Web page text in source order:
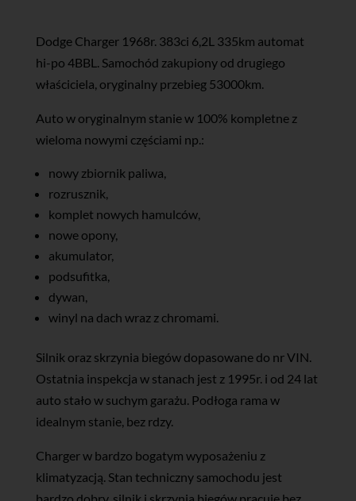
Dodge Charger 1968r. 383ci 6,2L 335km automat
hi-po 4BBL. Samochód zakupiony od drugiego
właściciela, oryginalny przebieg 53000km.
Auto w oryginalnym stanie w 100% kompletne z
wieloma nowymi częściami np.:
nowy zbiornik paliwa,
rozrusznik,
komplet nowych hamulców,
nowe opony,
akumulator,
podsufitka,
dywan,
winyl na dach wraz z chromami.
Silnik oraz skrzynia biegów dopasowane do nr VIN.
Ostatnia inspekcja w stanach jest z 1995r. i od 24 lat
auto stało w suchym garażu. Podłoga rama w
idealnym stanie, bez rdzy.
Charger w bardzo bogatym wyposażeniu z
klimatyzacją. Stan techniczny samochodu jest